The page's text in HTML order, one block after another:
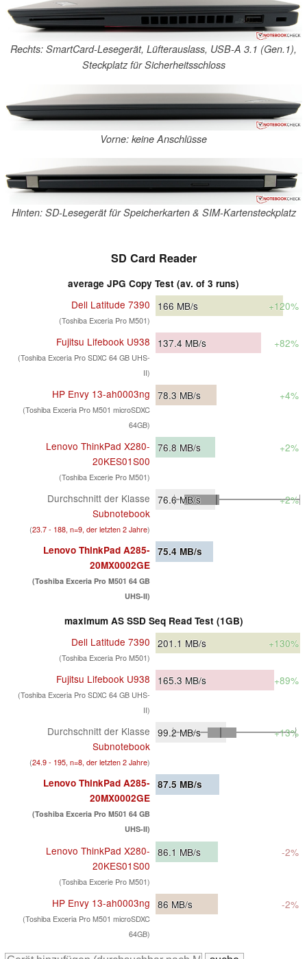
Rechts: SmartCard-Lesegerät, Lüfterauslass, USB-A 3.1 (Gen.1),
Steckplatz für Sicherheitsschloss
Vorne: keine Anschlüsse
Hinten: SD-Lesegerät für Speicherkarten & SIM-Kartensteckplatz
SD Card Reader
average JPG Copy Test (av. of 3 runs)
Dell Latitude 7390
(Toshiba Exceria Pro M501)
166 MB/s +120%
Fujitsu Lifebook U938
(Toshiba Exceria Pro SDXC 64 GB UHS-
II)
137.4 MB/s +82%
HP Envy 13-ah0003ng
(Toshiba Exceria Pro M501 microSDXC
64GB)
78.3 MB/s +4%
Lenovo ThinkPad X280-
20KES01S00
(Toshiba Excerie Pro M501)
76.8 MB/s +2%
Durchschnitt der Klasse
Subnotebook
(23.7 - 188, n=9, der letzten 2 Jahre)
76.6MB/s +2%
Lenovo ThinkPad A285-
20MX0002GE
(Toshiba Exceria Pro M501 64 GB
UHS-II)
75.4 MB/s
maximum AS SSD Seq Read Test (1GB)
Dell Latitude 7390
(Toshiba Exceria Pro M501)
201.1 MB/s +130%
Fujitsu Lifebook U938
(Toshiba Exceria Pro SDXC 64 GB UHS-
II)
165.3 MB/s +89%
Durchschnitt der Klasse
Subnotebook
(24.9 - 195, n=8, der letzten 2 Jahre)
99.2MB/s +13%
Lenovo ThinkPad A285-
20MX0002GE
(Toshiba Exceria Pro M501 64 GB
UHS-II)
87.5 MB/s
Lenovo ThinkPad X280-
20KES01S00
(Toshiba Excerie Pro M501)
86.1 MB/s -2%
HP Envy 13-ah0003ng
(Toshiba Exceria Pro M501 microSDXC
64GB)
86 MB/s -2%